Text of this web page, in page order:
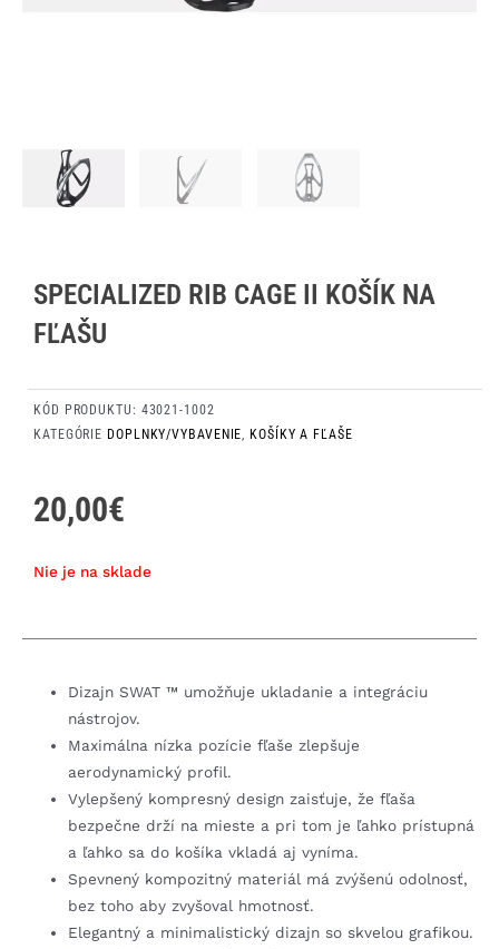
SPECIALIZED RIB CAGE II KOŠÍK NA
FĽAŠU
KÓD PRODUKTU: 43021-1002
KATEGÓRIE DOPLNKY/VYBAVENIE KOŠÍKY A FĽAŠE
Nie je na sklade
20,00€
Dizajn SWAT ™ umožňuje ukladanie a integráciu
nástrojov.
Maximálna nízka pozície fľaše zlepšuje
aerodynamický profil.
Vylepšený kompresný design zaisťuje, že fľaša
bezpečne drží na mieste a pri tom je ľahko prístupná
a ľahko sa do košíka vkladá aj vyníma.
Spevnený kompozitný materiál má zvýšenú odolnosť,
bez toho aby zvyšoval hmotnosť.
Elegantný a minimalistický dizajn so skvelou grafikou.